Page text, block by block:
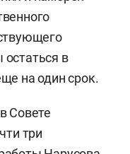
в
на один срок.
Совете
три